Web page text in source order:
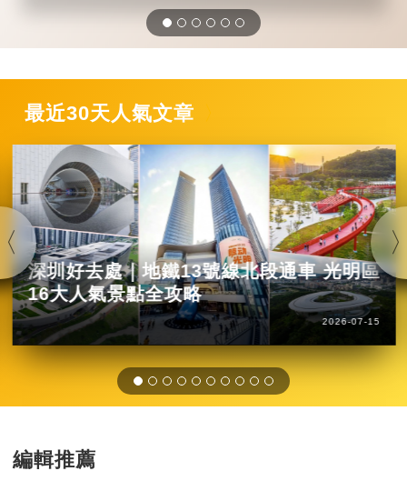
最近30天人氣文章
深圳好去處｜地鐵13號線北段通車 光明區
16大人氣景點全攻略
2026-07-15
編輯推薦